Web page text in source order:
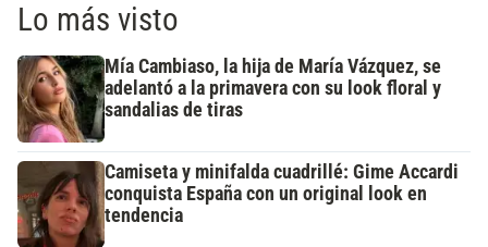
Lo más visto
Mía Cambiaso, la hija de María Vázquez, se
adelantó a la primavera con su look floral y
sandalias de tiras
Camiseta y minifalda cuadrillé: Gime Accardi
conquista España con un original look en
tendencia